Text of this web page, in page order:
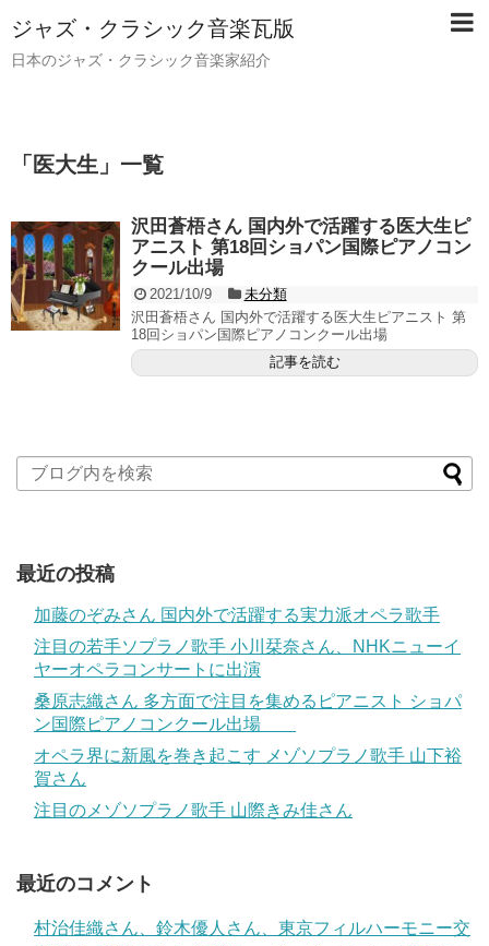
ジャズ・クラシック音楽瓦版
日本のジャズ・クラシック音楽家紹介
「 医大生 」 一覧
沢田蒼梧さん 国内外で活躍する医大生ピ
アニスト 第18回ショパン国際ピアノコン
クール出場
2021/10/9
未分類
沢田蒼梧さん 国内外で活躍する医大生ピアニスト 第
18回ショパン国際ピアノコンクール出場
記事を読む
最近の投稿
加藤のぞみさん 国内外で活躍する実力派オペラ歌手
注目の若手ソプラノ歌手 小川栞奈さん、NHKニューイ
ヤーオペラコンサートに出演
桑原志織さん 多方面で注目を集めるピアニスト ショパ
ン国際ピアノコンクール出場
オペラ界に新風を巻き起こす メゾソプラノ歌手 山下裕
賀さん
注目のメゾソプラノ歌手 山際きみ佳さん
最近のコメント
村治佳織さん、鈴木優人さん、東京フィルハーモニー交